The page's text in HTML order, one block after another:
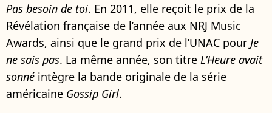
Pas besoin de toi. En 2011, elle reçoit le prix de la
Révélation française de l’année aux NRJ Music
Awards, ainsi que le grand prix de l’UNAC pour Je
ne sais pas. La même année, son titre L’Heure avait
sonné intègre la bande originale de la série
américaine Gossip Girl.